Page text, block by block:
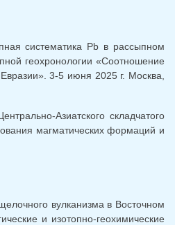
систематика Pb в рассыпном
геохронологии «Соотношение
3-5 июня 2025 г. Москва,
Азиатского складчатого
магматических формаций и
вулканизма в Восточном
и изотопно-геохимические